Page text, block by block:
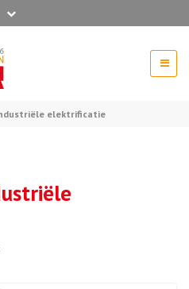
elektrificatie